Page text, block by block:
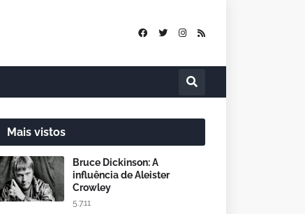
Mais vistos
Bruce Dickinson: A
influência de Aleister
Crowley
5.7.11